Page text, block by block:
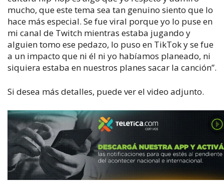
mucho, que este tema sea tan genuino siento que lo
hace más especial. Se fue viral porque yo lo puse en
mi canal de Twitch mientras estaba jugando y
alguien tomo ese pedazo, lo puso en TikTok y se fue
a un impacto que ni él ni yo habíamos planeado, ni
siquiera estaba en nuestros planes sacar la canción”.
Si desea más detalles, puede ver el video adjunto.